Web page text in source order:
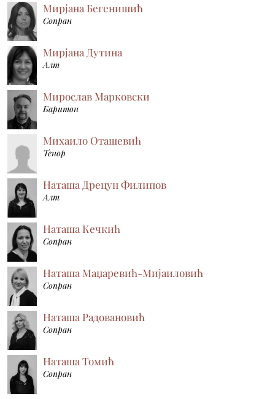
Мирјана Бегенишић
Сопран
Мирјана Дутина
Алт
Мирослав Марковски
Баритон
Михаило Оташевић
Тенор
Наташа Дрецун Филипов
Алт
Наташа Кечкић
Сопран
Наташа Маџаревић-Мијаиловић
Сопран
Наташа Радовановић
Сопран
Наташа Томић
Сопран